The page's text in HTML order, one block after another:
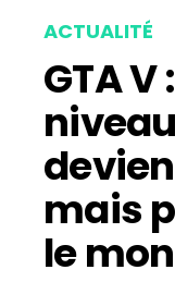
ACTUALITÉ
GTA
mais
le